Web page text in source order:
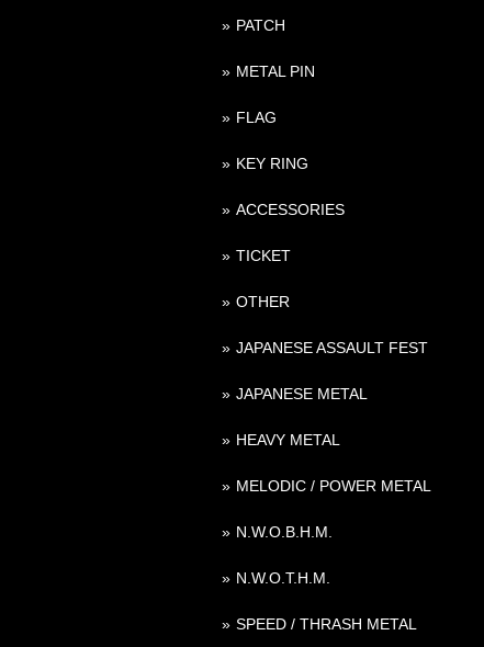
PATCH
METAL PIN
FLAG
KEY RING
ACCESSORIES
TICKET
OTHER
JAPANESE ASSAULT FEST
JAPANESE METAL
HEAVY METAL
MELODIC / POWER METAL
N.W.O.B.H.M.
N.W.O.T.H.M.
SPEED / THRASH METAL